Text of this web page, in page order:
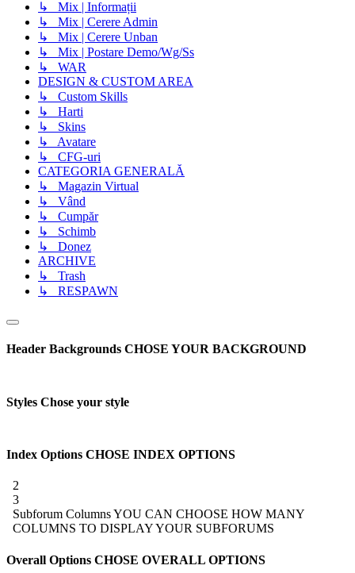
↳ Mix | Informații
↳ Mix | Cerere Admin
↳ Mix | Cerere Unban
↳ Mix | Postare Demo/Wg/Ss
↳ WAR
DESIGN & CUSTOM AREA
↳ Custom Skills
↳ Harti
↳ Skins
↳ Avatare
↳ CFG-uri
CATEGORIA GENERALĂ
↳ Magazin Virtual
↳ Vând
↳ Cumpăr
↳ Schimb
↳ Donez
ARCHIVE
↳ Trash
↳ RESPAWN
Header Backgrounds CHOSE YOUR BACKGROUND
Styles Chose your style
Index Options CHOSE INDEX OPTIONS
2
3
Subforum ColumnsYOU CAN CHOOSE HOW MANY
COLUMNS TO DISPLAY YOUR SUBFORUMS
Overall Options CHOSE OVERALL OPTIONS